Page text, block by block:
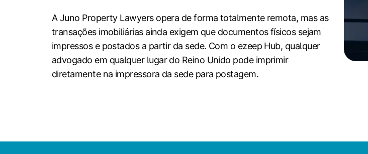
A Juno Property Lawyers opera de forma totalmente remota, mas as
transações imobiliárias ainda exigem que documentos físicos sejam
impressos e postados a partir da sede. Com o ezeep Hub, qualquer
advogado em qualquer lugar do Reino Unido pode imprimir
diretamente na impressora da sede para postagem.